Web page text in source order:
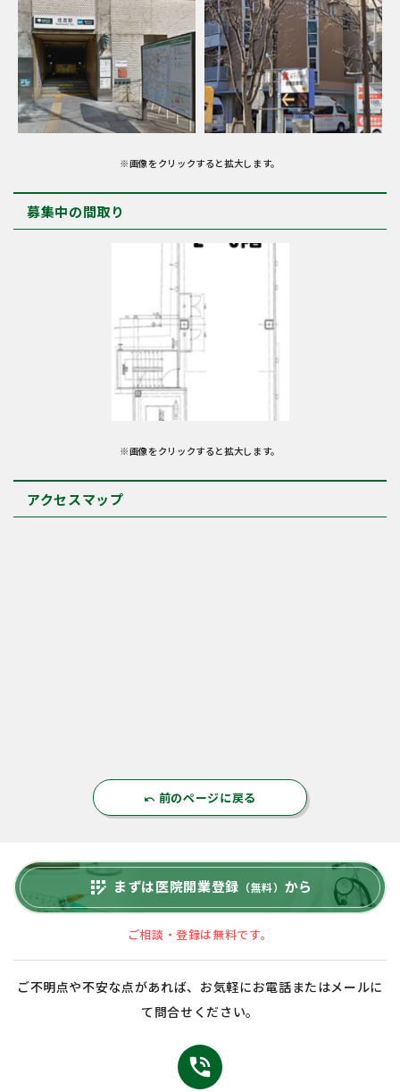
※画像をクリックすると拡大します。
募集中の間取り
※画像をクリックすると拡大します。
アクセスマップ
undo 前のページに戻る
app_registration まずは医院開業登録 （無料） から
ご相談・登録は無料です。
ご不明点や不安な点があれば、お気軽にお電話またはメールに
て問合せください。
phone_in_talk